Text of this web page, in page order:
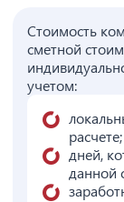
Стоимость
сметной
учетом:
расчете;
дней,
данной